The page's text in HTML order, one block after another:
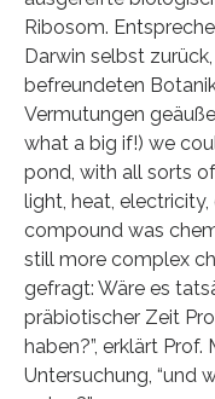
Ribosom.
Darwin selbst
befreundeten
Vermutungen
what a big if!) we
pond, with all sorts
light, heat,
compound was
still more complex
gefragt: Wäre es
präbiotischer Zeit
haben?”, erklärt
Untersuchung, “und